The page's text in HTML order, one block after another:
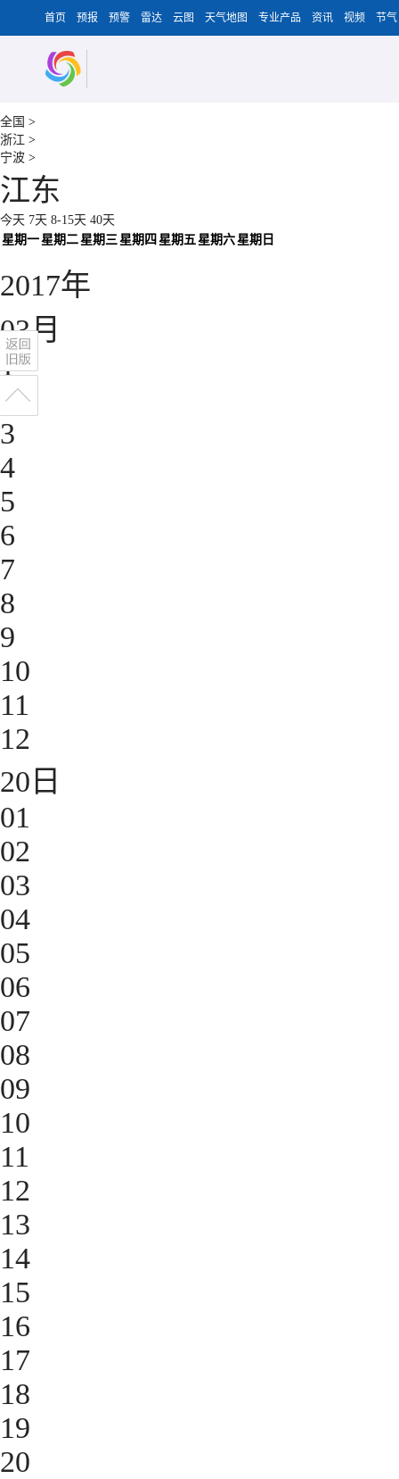
首页 预报 预警 雷达 云图 天气地图 专业产品 资讯 视频 节气
全国 >
浙江 >
宁波 >
江东
今天 7天 8-15天 40天
星期一星期二星期三星期四 星期五星期六星期日
2017年
03月
1
2
3
4
5
6
7
8
9
10
11
12
20 日
01
02
03
04
05
06
07
08
09
10
11
12
13
14
15
16
17
18
19
20